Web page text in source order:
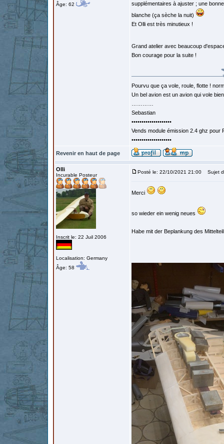
Âge: 62
supplémentaires à ajuster ; une
blanche (ça sèche la nuit)
Et Olli est très minutieux !
Grand atelier avec beaucoup
Bon courage pour la suite !
Pourvu que ça vole, roule, flotte !
Un bel avion est un avion qui vole
Sebastian
••••••••••••••••••••
Vends module émission 2.4 ghz
••••••••••••••••••••
Revenir en haut de page
Olli
Incurable Posteur
Inscrit le: 22 Juil 2006
Localisation: Germany
Âge: 58
Posté le: 22/10/2021 21:00 Sujet
Merci
so wieder ein wenig neues
Habe mit der Beplankung des